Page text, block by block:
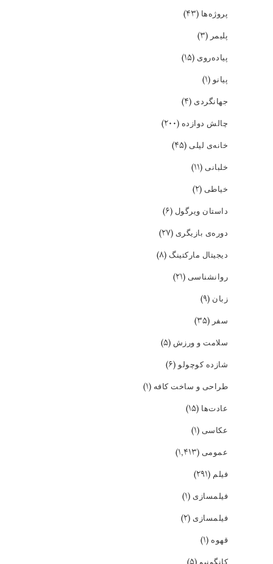
پروژه‌ها (۴۳)
پلیمر (۳)
پیاده‌روی (۱۵)
پیانو(۱)
جهانگردی (۴)
چالش دوازده (۲۰۰)
خانه‌ی لیلی (۴۵)
خلبانی (۱۱)
خیاطی (۲)
داستان ویرگول (۶)
دوره‌ی بازیگری (۲۷)
دیجیتال مارکتینگ (۸)
روانشناسی (۲۱)
زبان (۹)
سفر (۳۵)
سلامت و ورزش (۵)
شازده کوچولو(۶)
طراحی و ساخت کافه (۱)
عادت‌ها (۱۵)
عکاسی (۱)
عمومی (۱,۴۱۳)
فیلم (۲۹۱)
فیلمسازی (۱)
فیلمسازی (۲)
قهوه (۱)
کانگونیو